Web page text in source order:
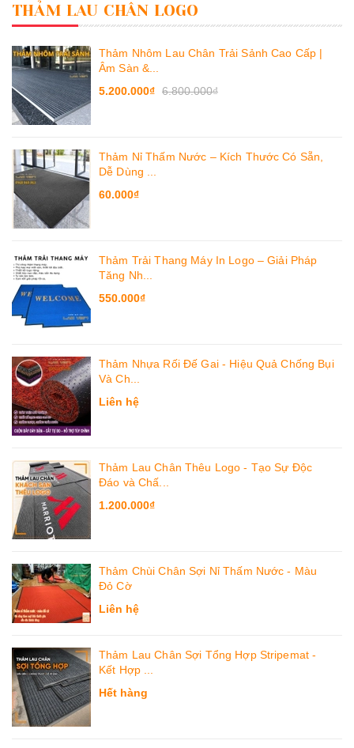
THẢM LAU CHÂN LOGO
Thảm Nhôm Lau Chân Trải Sảnh Cao Cấp |
Âm Sàn &...
5.200.000₫ 6.800.000₫
Thảm Nỉ Thấm Nước – Kích Thước Có Sẵn,
Dễ Dùng ...
60.000₫
Thảm Trải Thang Máy In Logo – Giải Pháp
Tăng Nh...
550.000₫
Thảm Nhựa Rối Đế Gai - Hiệu Quả Chống Bụi
Và Ch...
Liên hệ
Thảm Lau Chân Thêu Logo - Tạo Sự Độc
Đáo và Chấ...
1.200.000₫
Thảm Chùi Chân Sợi Nỉ Thấm Nước - Màu
Đỏ Cờ
Liên hệ
Thảm Lau Chân Sợi Tổng Hợp Stripemat -
Kết Hợp ...
Hết hàng